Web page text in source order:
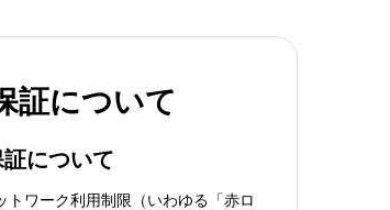
証について
について
トワーク利用制限（いわゆる「赤ロ